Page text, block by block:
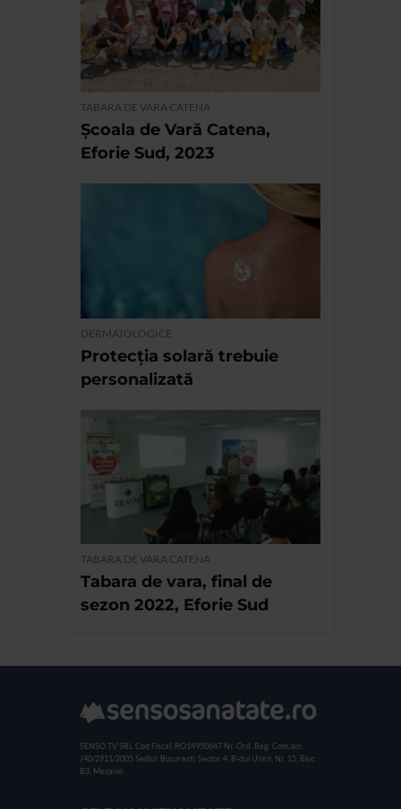
TABARA DE VARA CATENA
Școala de Vară Catena,
Eforie Sud, 2023
DERMATOLOGICE
Protecția solară trebuie
personalizată
TABARA DE VARA CATENA
Tabara de vara, final de
sezon 2022, Eforie Sud
SENSO TV SRL Cod Fiscal: RO14950647 Nr. Ord. Reg. Com./an:
J40/2911/2005 Sediul: Bucuresti, Sector 4, B-dul Unirii, Nr. 15, Bloc
B3, Mezanin